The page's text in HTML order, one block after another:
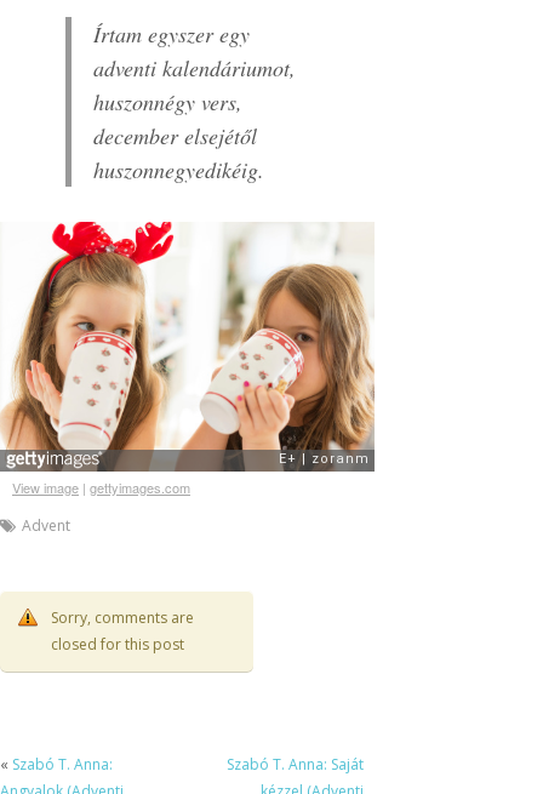
Írtam egyszer egy
adventi kalendáriumot,
huszonnégy vers,
december elsejétől
huszonnegyedikéig.
View image | gettyimages.com
Advent
Sorry, comments are
closed for this post
« Szabó T. Anna:
Szabó T. Anna: Saját